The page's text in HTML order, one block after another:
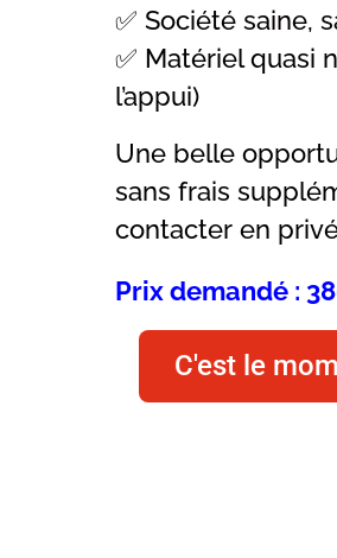
✅ Société saine,
✅ Matériel quasi
l’appui)
Une belle
sans frais
contacter en
Prix demandé :
C'est le